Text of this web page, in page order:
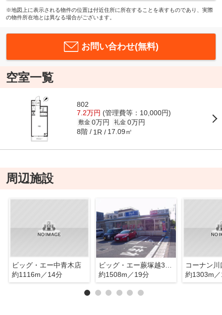
※地図上に表示される物件の位置は付近住所に所在することを表すものであり、実際
の物件所在地とは異なる場合がございます。
お問い合わせ(無料)
空室一覧
802
7.2万円 (管理費等：10,000円)
敷金 0万円 礼金 0万円
8階 1R 17.09㎡
周辺施設
ビッグ・エー中青木店
約1116m／14分
ビッグ・エー蕨塚越3丁目店
約1508m／19分
コーナン
約1303m